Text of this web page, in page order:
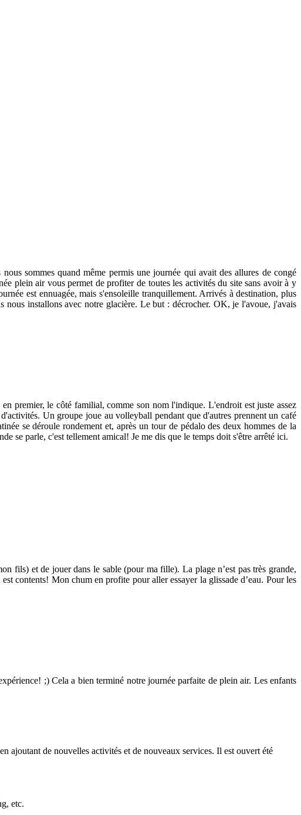
sommes quand même permis une journée qui avait des allures de congé
plein air vous permet de profiter de toutes les activités du site sans avoir à y
est ennuagée, mais s'ensoleille tranquillement. Arrivés à destination, plus
nous installons avec notre glacière. Le but : décrocher. OK, je l'avoue, j'avais
premier, le côté familial, comme son nom l'indique. L'endroit est juste assez
Un groupe joue au volleyball pendant que d'autres prennent un café
se déroule rondement et, après un tour de pédalo des deux hommes de la
se parle, c'est tellement amical! Je me dis que le temps doit s'être arrêté ici.
fils) et de jouer dans le sable (pour ma fille). La plage n’est pas très grande,
contents! Mon chum en profite pour aller essayer la glissade d’eau. Pour les
;) Cela a bien terminé notre journée parfaite de plein air. Les enfants
ajoutant de nouvelles activités et de nouveaux services. Il est ouvert été
etc.